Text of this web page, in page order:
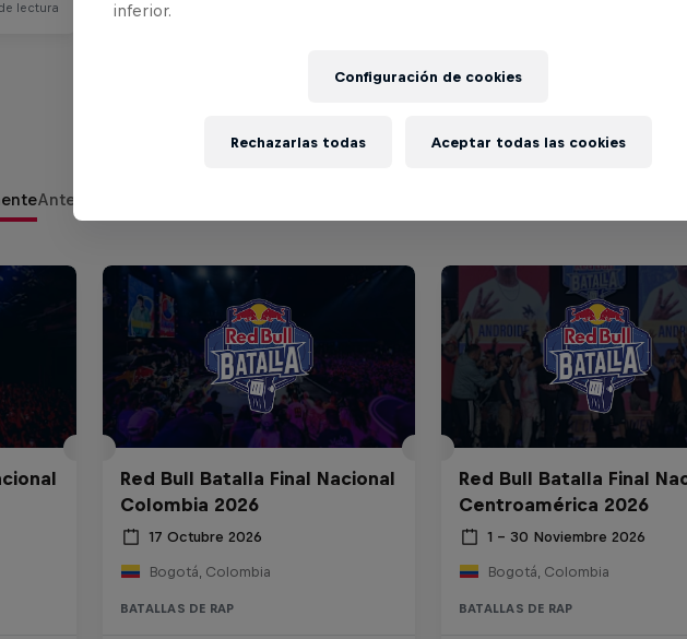
Anteriormente
Red Bull Batalla Final Nacional
Colombia 2026
17 Octubre 2026
Bogotá, Colombia
BATALLAS DE RAP
Red Bull Batalla Final
Centroamérica 2026
1 – 30 Noviembre 2026
Bogotá, Colombia
BATALLAS DE RAP
inferior.
Configuración de cookies
Rechazarlas todas Aceptar todas las cookies